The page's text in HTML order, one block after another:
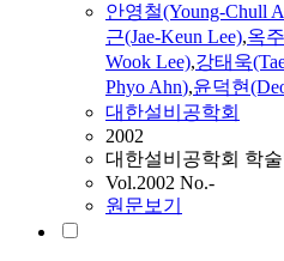
안영철(Young-Chull
근(Jae-Keun Lee),옥
Wook Lee),강태욱
PhyoAhn),윤덕현
대한설비공학회
2002
대한설비공학회 학
Vol.2002 No.-
원문보기